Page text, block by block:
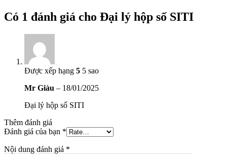
Có 1 đánh giá cho Đại lý hộp số SITI
Được xếp hạng 5 5 sao
Mr Giàu – 18/01/2025
Đại lý hộp số SITI
Thêm đánh giá
Đánh giá của bạn *
Nội dung đánh giá *